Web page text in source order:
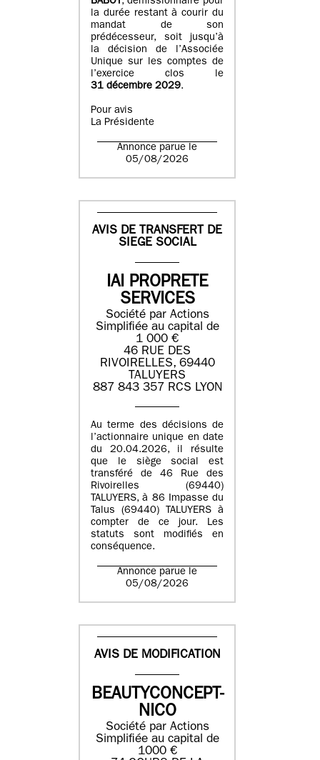
la durée restant à courir du
mandat de son
prédécesseur, soit jusqu’à
la décision de l’Associée
Unique sur les comptes de
l’exercice clos le
31 décembre 2029.
Pour avis
La Présidente
Annonce parue le
05/08/2026
AVIS DE TRANSFERT DE
SIEGE SOCIAL
IAI PROPRETE
SERVICES
Société par Actions
Simplifiée au capital de
1 000 €
46 RUE DES
RIVOIRELLES, 69440
TALUYERS
887 843 357 RCS LYON
Au terme des décisions de
l’actionnaire unique en date
du 20.04.2026, il résulte
que le siège social est
transféré de 46 Rue des
Rivoirelles (69440)
TALUYERS, à 86 Impasse du
Talus (69440) TALUYERS à
compter de ce jour. Les
statuts sont modifiés en
conséquence.
Annonce parue le
05/08/2026
AVIS DE MODIFICATION
BEAUTYCONCEPT-
NICO
Société par Actions
Simplifiée au capital de
1000 €